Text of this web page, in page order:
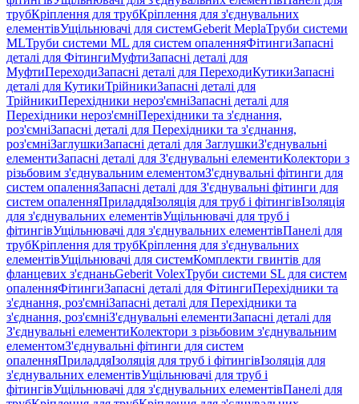
трубКріплення для трубКріплення для з'єднувальних
елементівУщільнювачі для системGeberit MeplaТруби системи
MLТруби системи ML для систем опаленняФітингиЗапасні
деталі для ФітингиМуфтиЗапасні деталі для
МуфтиПереходиЗапасні деталі для ПереходиКутикиЗапасні
деталі для КутикиТрійникиЗапасні деталі для
ТрійникиПерехідники нероз'ємніЗапасні деталі для
Перехідники нероз'ємніПерехідники та з'єднання,
роз'ємніЗапасні деталі для Перехідники та з'єднання,
роз'ємніЗаглушкиЗапасні деталі для ЗаглушкиЗ'єднувальні
елементиЗапасні деталі для З'єднувальні елементиКолектори з
різьбовим з'єднувальним елементомЗ'єднувальні фітинги для
систем опаленняЗапасні деталі для З'єднувальні фітинги для
систем опаленняПриладдяІзоляція для труб і фітингівІзоляція
для з'єднувальних елементівУщільнювачі для труб і
фітингівУщільнювачі для з'єднувальних елементівПанелі для
трубКріплення для трубКріплення для з'єднувальних
елементівУщільнювачі для системКомплекти гвинтів для
фланцевих з'єднаньGeberit VolexТруби системи SL для систем
опаленняФітингиЗапасні деталі для ФітингиПерехідники та
з'єднання, роз'ємніЗапасні деталі для Перехідники та
з'єднання, роз'ємніЗ'єднувальні елементиЗапасні деталі для
З'єднувальні елементиКолектори з різьбовим з'єднувальним
елементомЗ'єднувальні фітинги для систем
опаленняПриладдяІзоляція для труб і фітингівІзоляція для
з'єднувальних елементівУщільнювачі для труб і
фітингівУщільнювачі для з'єднувальних елементівПанелі для